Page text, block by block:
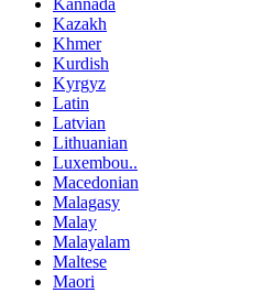
Kannada
Kazakh
Khmer
Kurdish
Kyrgyz
Latin
Latvian
Lithuanian
Luxembou..
Macedonian
Malagasy
Malay
Malayalam
Maltese
Maori